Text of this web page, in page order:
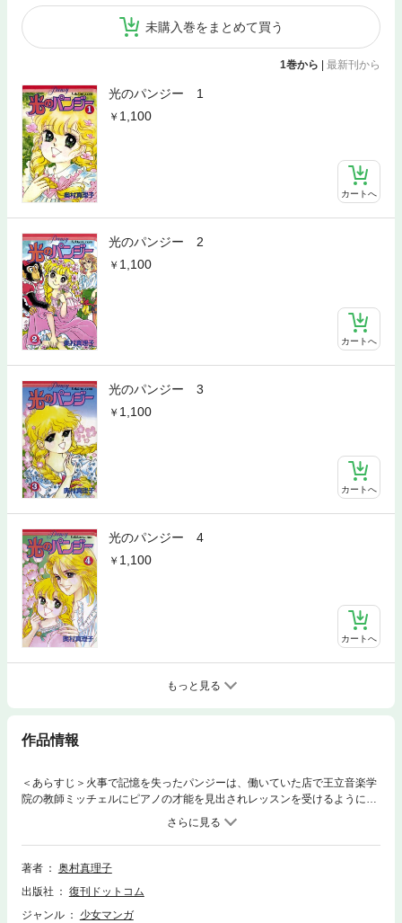
未購入巻をまとめて買う
1巻から 最新刊から
光のパンジー 1
1,100
カートへ
光のパンジー 2
1,100
カートへ
光のパンジー 3
1,100
カートへ
光のパンジー 4
1,100
カートへ
もっと見る
作品情報
＜あらすじ＞火事で記憶を失ったパンジーは、働いていた店で王立音楽学
院の教師ミッチェルにピアノの才能を見出されレッスンを受けるようにな
るも、王妃の命令によりミッチェル先生は学校を辞めさせられてしまう。
責任を感じたパンジーは先生の家に会いに行き、平民代表として世界ピア
ノコンクールへの出場を進められる。後日、みんなで出かけたピクニック
でウィラードに捕らえられてしまい、パンジーとティナは重罪人だけが流
が扮する盗賊かもめは城へ侵入するも、ウィラードに撃たれて海に落ち、
エドもまた牢獄島へ流され…。
著者
奥村真理子
出版社
復刊ドットコム
ジャンル
少女マンガ